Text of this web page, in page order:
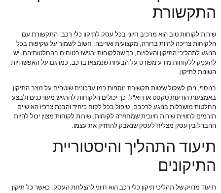
התקשורת
שירות לקוחות טוב הוא מרכיב חיוני בכל עסק לתיקון כלי רכב. התקשורת עם
הלקוחות צריכה להיות ברורה, מקצועית ואדיבה. חשוב לשמור על שקיפות בכל
הנוגע לתהליכי התיקון והעלויות, כך שהלקוחות ירגישו בטוחים בהחלטותיהם. יש
להעניק ללקוחות מידע מפורט על הבעיות שנמצאו ברכב, כמו גם על האפשרויות
השונות לתיקון.
בנוסף, ניתן לשקול שיטות תקשורת נוספות כמו עדכונים שוטפים על מצב התיקון
באמצעות הודעות טקסט או דוא"ל. כך יכולים הלקוחות להרגיש מעודכנים ולבצע
החלטות מושכלות בנוגע לרכבם. טיפול בכל לקוח כיחיד והבנת צרכיו האישיים
תורמים לחוויית שירות חיובית שמחזירה לקוחות. שירות לקוחות מצוין יכול להיות
ההבדל בין עסק מצליח לעסק שנאבק להחזיק את עצמו.
תיעוד התהליך והיסטוריית
התיקונים
תיעוד מדויק של תהליכי תיקון כלי רכב הוא חיוני להצלחת העסק. כאשר כל תיקון